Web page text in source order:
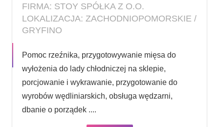
FIRMA: STOY SPÓŁKA Z O.O.
LOKALIZACJA: ZACHODNIOPOMORSKIE /
GRYFINO
Pomoc rzeźnika, przygotowywanie mięsa do
wyłożenia do lady chłodniczej na sklepie,
porcjowanie i wykrawanie, przygotowanie do
wyrobów wędliniarskich, obsługa wędzarni,
dbanie o porządek ....